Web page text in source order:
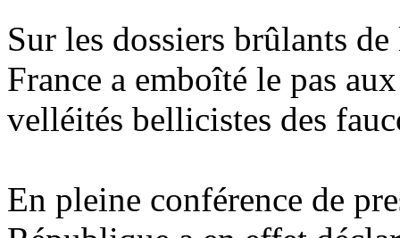
Sur les dossiers brûlants
France a emboîté le pas
velléités bellicistes des
En pleine conférence de